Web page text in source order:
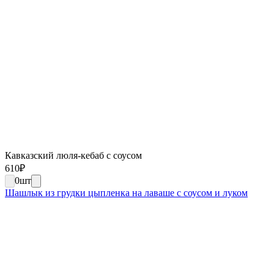
Кавказский люля-кебаб с соусом
610₽
0шт
Шашлык из грудки цыпленка на лаваше с соусом и луком